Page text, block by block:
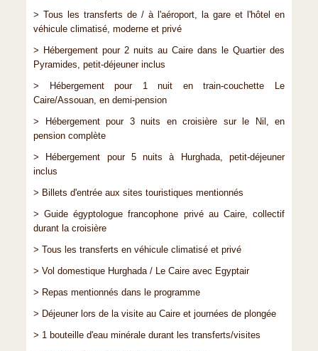
> Tous les transferts de / à l'aéroport, la gare et l'hôtel en
véhicule climatisé, moderne et privé
> Hébergement pour 2 nuits au Caire dans le Quartier des
Pyramides, petit-déjeuner inclus
> Hébergement pour 1 nuit en train-couchette Le
Caire/Assouan, en demi-pension
> Hébergement pour 3 nuits en croisière sur le Nil, en
pension complète
> Hébergement pour 5 nuits à Hurghada, petit-déjeuner
inclus
> Billets d'entrée aux sites touristiques mentionnés
> Guide égyptologue francophone privé au Caire, collectif
durant la croisière
> Tous les transferts en véhicule climatisé et privé
> Vol domestique Hurghada / Le Caire avec Egyptair
> Repas mentionnés dans le programme
> Déjeuner lors de la visite au Caire et journées de plongée
> 1 bouteille d'eau minérale durant les transferts/visites